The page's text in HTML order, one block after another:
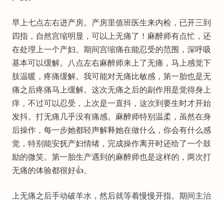
早上七点左右进产房。产房里值班医生来内检，已开三到
四指，自然宫缩明显，可以上无痛了！麻醉师有点忙，还
在处理上一个产妇。期间宫缩痛在能忍受的范围，深呼吸
基本可以缓解。八点左右麻醉师来上了无痛，马上感觉下
肢温暖，疼痛缓解。我可能对无痛比敏感，第一胎也是无
痛之后疼痛马上缓解。这次无痛之后的副作用是觉得身上
痒，不过可以忍受，上次是一直抖，这次到要生时才开始
发抖。打无痛几乎没有痛感。麻醉师特别温柔，虽然在身
后操作，每一步她都轻声解释她在做什么，你会有什么感
觉，特别能安抚产妇情绪，完成操作离开时还给了一个鼓
励的微笑。第一胎生产遇到的麻醉师也是这样的，两次打
无痛的体验都很好👍。
上无痛之后手动破羊水，然后就等着慢慢开指。期间主治